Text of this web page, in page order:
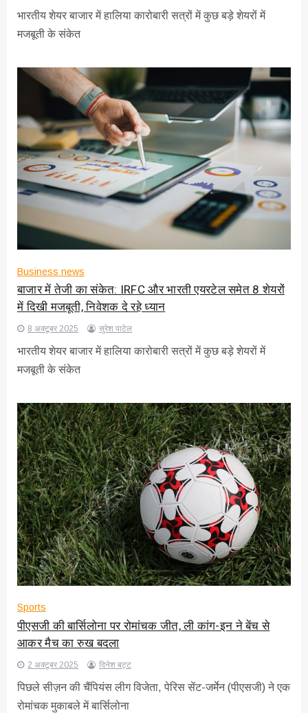
भारतीय शेयर बाजार में हालिया कारोबारी सत्रों में कुछ बड़े शेयरों में
मजबूती के संकेत
Business news
बाजार में तेजी का संकेत: IRFC और भारती एयरटेल समेत 8 शेयरों
में दिखी मजबूती, निवेशक दे रहे ध्यान
8 अक्टूबर 2025 सुरेश पाटेल
भारतीय शेयर बाजार में हालिया कारोबारी सत्रों में कुछ बड़े शेयरों में
मजबूती के संकेत
Sports
पीएसजी की बार्सिलोना पर रोमांचक जीत, ली कांग-इन ने बेंच से
आकर मैच का रुख बदला
2 अक्टूबर 2025 दिनेश बट्ट
पिछले सीज़न की चैंपियंस लीग विजेता, पेरिस सेंट-जर्मेन (पीएसजी) ने एक
रोमांचक मुकाबले में बार्सिलोना